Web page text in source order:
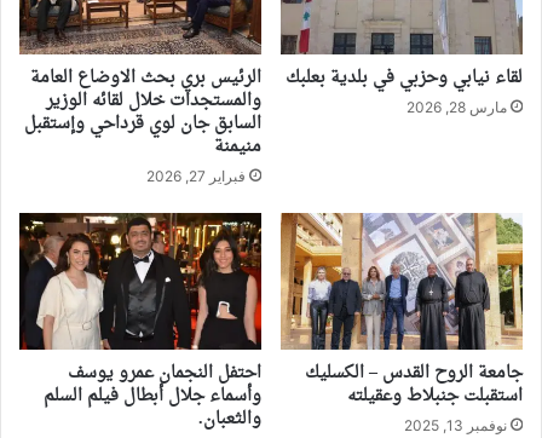
لقاء نيابي وحزبي في بلدية بعلبك
مارس 28, 2026
الرئيس بري بحث الاوضاع العامة
والمستجدات خلال لقائه الوزير
السابق جان لوي قرداحي وإستقبل
منيمنة
فبراير 27, 2026
جامعة الروح القدس – الكسليك
استقبلت جنبلاط وعقيلته
نوفمبر 13, 2025
احتفل النجمان عمرو يوسف
وأسماء جلال أبطال فيلم السلم
والثعبان.